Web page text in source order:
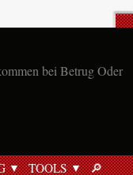
bei Betrug Oder
TOOLS 🔎︎